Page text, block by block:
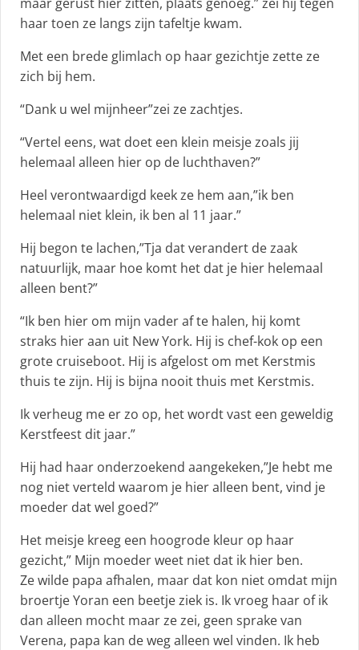
haar toen ze langs zijn tafeltje kwam.
Met een brede glimlach op haar gezichtje zette ze
zich bij hem.
“Dank u wel mijnheer”zei ze zachtjes.
“Vertel eens, wat doet een klein meisje zoals jij
helemaal alleen hier op de luchthaven?”
Heel verontwaardigd keek ze hem aan,”ik ben
helemaal niet klein, ik ben al 11 jaar.”
Hij begon te lachen,”Tja dat verandert de zaak
natuurlijk, maar hoe komt het dat je hier helemaal
alleen bent?”
“Ik ben hier om mijn vader af te halen, hij komt
straks hier aan uit New York. Hij is chef-kok op een
grote cruiseboot. Hij is afgelost om met Kerstmis
thuis te zijn. Hij is bijna nooit thuis met Kerstmis.
Ik verheug me er zo op, het wordt vast een geweldig
Kerstfeest dit jaar.”
Hij had haar onderzoekend aangekeken,”Je hebt me
nog niet verteld waarom je hier alleen bent, vind je
moeder dat wel goed?”
Het meisje kreeg een hoogrode kleur op haar
gezicht,” Mijn moeder weet niet dat ik hier ben.
Ze wilde papa afhalen, maar dat kon niet omdat mijn
broertje Yoran een beetje ziek is. Ik vroeg haar of ik
dan alleen mocht maar ze zei, geen sprake van
Verena, papa kan de weg alleen wel vinden. Ik heb